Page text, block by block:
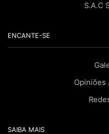
S.A.C
ENCANTE-SE
Opiniões
SAIBA MAIS